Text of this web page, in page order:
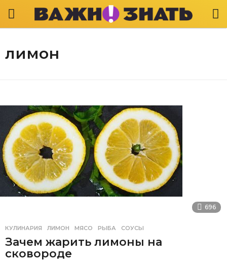
лимон
696
КУЛИНАРИЯ ЛИМОН ,МЯСО ,РЫБА ,СОУСЫ
Зачем жарить лимоны на
сковороде